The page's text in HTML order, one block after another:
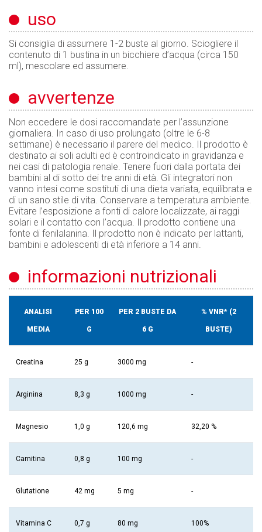
uso
Si consiglia di assumere 1-2 buste al giorno. Sciogliere il
contenuto di 1 bustina in un bicchiere d’acqua (circa 150
ml), mescolare ed assumere.
avvertenze
Non eccedere le dosi raccomandate per l’assunzione
giornaliera. In caso di uso prolungato (oltre le 6-8
settimane) è necessario il parere del medico. Il prodotto è
destinato ai soli adulti ed è controindicato in gravidanza e
nei casi di patologia renale. Tenere fuori dalla portata dei
bambini al di sotto dei tre anni di età. Gli integratori non
vanno intesi come sostituti di una dieta variata, equilibrata e
di un sano stile di vita. Conservare a temperatura ambiente.
Evitare l’esposizione a fonti di calore localizzate, ai raggi
solari e il contatto con l’acqua. Il prodotto contiene una
fonte di fenilalanina. Il prodotto non è indicato per lattanti,
bambini e adolescenti di età inferiore a 14 anni.
informazioni nutrizionali
ANALISI
MEDIA
PER 100
G
PER 2 BUSTE DA
6 G
% VNR* (2
BUSTE)
Creatina 25 g 3000 mg -
Arginina 8,3 g 1000 mg -
Magnesio 1,0 g 120,6 mg 32,20 %
Carnitina 0,8 g 100 mg -
Glutatione 42 mg 5 mg -
Vitamina C 0,7 g 80 mg 100%